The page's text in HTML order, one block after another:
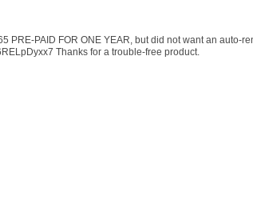
PRE-PAID FOR ONE YEAR, but did not want an auto-
Thanks for a trouble-free product.